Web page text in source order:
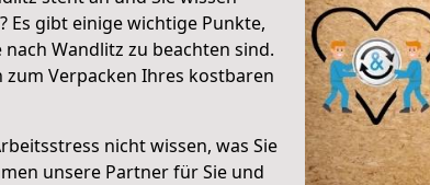
Es gibt einige wichtige Punkte,
Wandlitz zu beachten sind.
Verpacken Ihres kostbaren
nicht wissen, was Sie
unsere Partner für Sie und